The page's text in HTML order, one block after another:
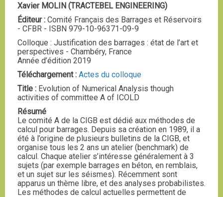
Xavier MOLIN (TRACTEBEL ENGINEERING)
Éditeur : Comité Français des Barrages et Réservoirs
- CFBR - ISBN 979-10-96371-09-9
Colloque : Justification des barrages : état de l’art et
perspectives - Chambéry, France
Année d’édition 2019
Téléchargement : Actes du colloque
Title : Evolution of Numerical Analysis though
activities of committee A of ICOLD
Résumé
Le comité A de la CIGB est dédié aux méthodes de
calcul pour barrages. Depuis sa création en 1989, il a
été à l’origine de plusieurs bulletins de la CIGB, et
organise tous les 2 ans un atelier (benchmark) de
calcul. Chaque atelier s’intéresse généralement à 3
sujets (par exemple barrages en béton, en remblais,
et un sujet sur les séismes). Récemment sont
apparus un thème libre, et des analyses probabilistes.
Les méthodes de calcul actuelles permettent de